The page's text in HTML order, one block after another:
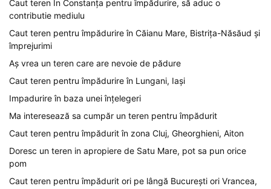
Caut teren În Constanța pentru împădurire, să aduc o
contributie mediulu
Caut teren pentru împădurire în Căianu Mare, Bistrița-Năsăud și
împrejurimi
Aș vrea un teren care are nevoie de pădure
Caut teren pentru împădurire în Lungani, Iași
Impadurire în baza unei înțelegeri
Ma interesează sa cumpăr un teren pentru împădurit
Caut teren pentru împădurit în zona Cluj, Gheorghieni, Aiton
Doresc un teren in apropiere de Satu Mare, pot sa pun orice
pom
Caut teren pentru împădurit ori pe lângă București ori Vrancea,